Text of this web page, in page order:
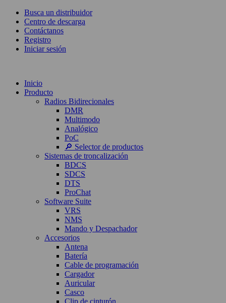
Busca un distribuidor
Centro de descarga
Contáctanos
Registro
Iniciar sesión
Inicio
Producto
Radios Bidirecionales
DMR
Multimodo
Analógico
PoC
🔎 Selector de productos
Sistemas de troncalización
BDCS
SDCS
DTS
ProChat
Software Suite
VRS
NMS
Mando y Despachador
Accesorios
Antena
Batería
Cable de programación
Cargador
Auricular
Casco
Clip de cinturón